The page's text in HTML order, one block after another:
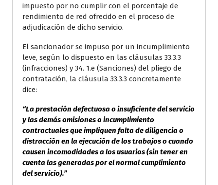
impuesto por no cumplir con el porcentaje de
rendimiento de red ofrecido en el proceso de
adjudicación de dicho servicio.
El sancionador se impuso por un incumplimiento
leve, según lo dispuesto en las cláusulas 33.3.3
(infracciones) y 34. 1.e (Sanciones) del pliego de
contratación, la cláusula 33.3.3 concretamente
dice:
“La prestación defectuosa o insuficiente del servicio
y las demás omisiones o incumplimiento
contractuales que impliquen falta de diligencia o
distracción en la ejecución de los trabajos o cuando
causen incomodidades a los usuarios (sin tener en
cuenta las generadas por el normal cumplimiento
del servicio).”